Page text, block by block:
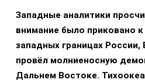
Западные аналитики
внимание было приковано
западных границах России,
провёл молниеносную
Дальнем Востоке.